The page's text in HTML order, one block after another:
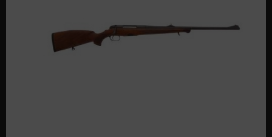
Подарочные Сертификати